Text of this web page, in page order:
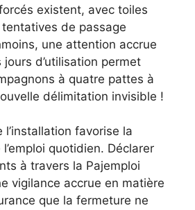
existent, avec toiles
de passage
une attention accrue
d’utilisation permet
à quatre pattes à
délimitation invisible !
favorise la
quotidien. Déclarer
à travers la Pajemploi
vigilance accrue en matière
que la fermeture ne